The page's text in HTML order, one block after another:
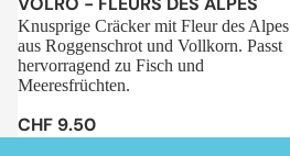
Knusprige Cräcker mit Fleur des Alpes
aus Roggenschrot und Vollkorn. Passt
hervorragend zu Fisch und
Meeresfrüchten.
CHF 9.50